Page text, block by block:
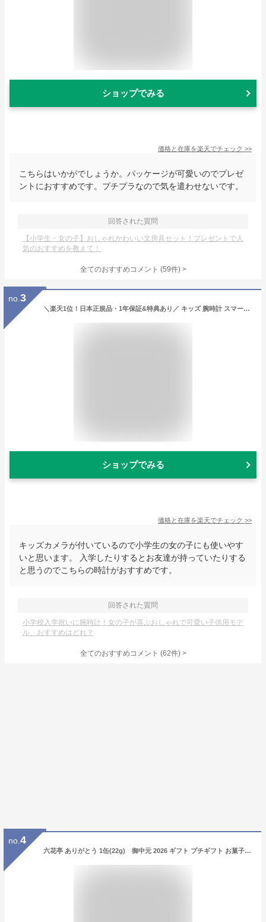
ショップでみる
価格と在庫を楽天でチェック >>
こちらはいかがでしょうか。パッケージが可愛いのでプレゼ
ントにおすすめです。プチプラなので気を遣わせないです。
回答された質問
【小学生・女の子】おしゃれかわいい文房具セット！プレゼントで人
気のおすすめを教えて！
全てのおすすめコメント (59件) >
no. 3
＼楽天1位！日本正規品・1年保証&特典あり／ キッズ 腕時計 スマートウォッチ 子供 腕時計 32GB 35万画素 カメラ 大画面 録画録音 ゲーム 音楽 アラーム 歩数計 知育玩具 4歳 5歳 6歳 7歳 8歳 9歳 10歳 男の子 女の子 おもちゃ 小学生 子供 誕生日 クリスマスプレゼント 人気
ショップでみる
価格と在庫を楽天でチェック >>
キッズカメラが付いているので小学生の女の子にも使いやす
いと思います。 入学したりするとお友達が持っていたりする
と思うのでこちらの時計がおすすめです。
回答された質問
小学校入学祝いに腕時計！女の子が喜ぶおしゃれで可愛い子供用モデ
ル、おすすめはどれ？
全てのおすすめコメント (62件) >
no. 4
六花亭 ありがとう 1缶(22g) 御中元 2026 ギフト プチギフト お菓子 女性 大人 500円 かわいい 感謝の気持ち 退職 卒業 卒園 送別会 挨拶 転勤 お礼 お返し 帯広 誕生日 お祝い 大量 イベント 有名 ばらまき